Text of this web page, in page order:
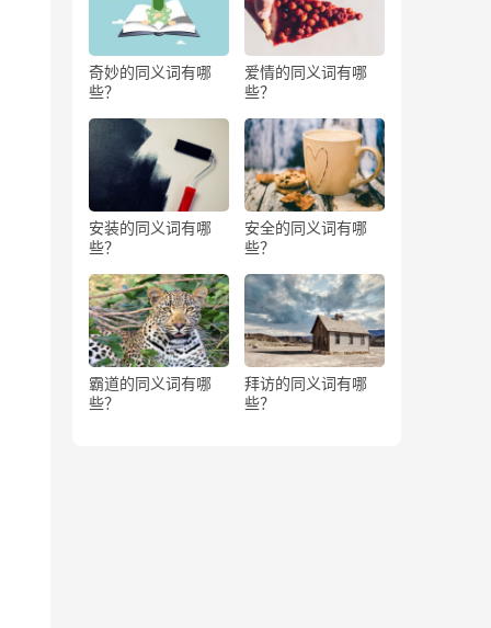
奇妙的同义词有哪
些？
爱情的同义词有哪
些？
安装的同义词有哪
些？
安全的同义词有哪
些？
霸道的同义词有哪
些？
拜访的同义词有哪
些？